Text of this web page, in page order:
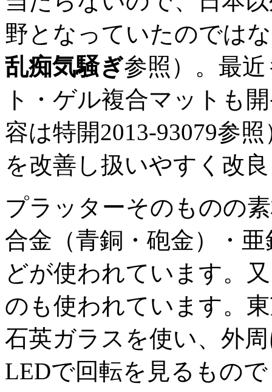
野となっていたのでは
乱痴気騒ぎ参照）。最
ト・ゲル複合マットも
容は特開2013-93079参
を改善し扱いやすく改
プラッターそのものの
合金（青銅・砲金）・
どが使われています。
のも使われています。
石英ガラスを使い、外
LEDで回転を見るもの